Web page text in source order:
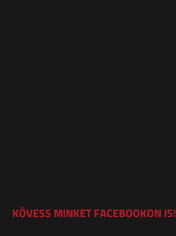
KÖVESS MINKET FACEBOOKON IS!